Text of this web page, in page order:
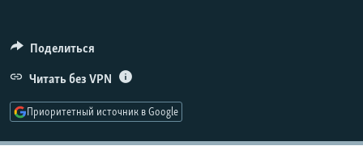
ПОДПИШИТЕСЬ НА РАССЫЛКУ
СОЦИАЛЬНЫЕ СЕТИ
Поделиться
Читать без VPN
Приоритетный источник в Google